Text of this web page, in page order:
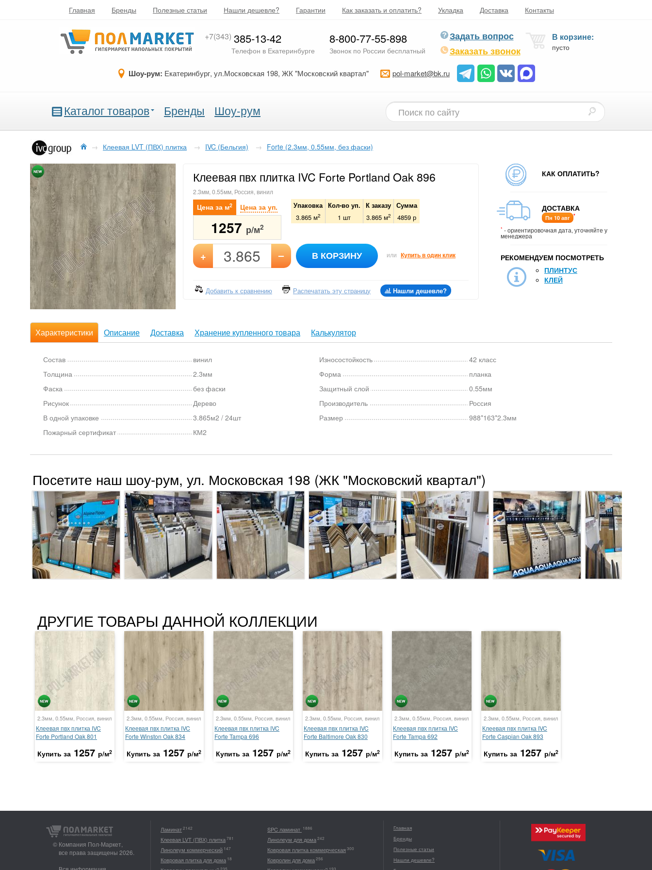
Главная Бренды Полезные статьи Нашли дешевле? Гарантии Как заказать и оплатить? Укладка Доставка Контакты
+7(343) 385-13-42
Телефон в Екатеринбурге
8-800-77-55-898
Звонок по России бесплатный
Задать вопрос
Заказать звонок
В корзине:
пусто
Шоу-рум: Екатеринбург, ул.Московская 198, ЖК "Московский квартал" pol-market@bk.ru
Каталог товаров Бренды Шоу-рум
→ Клеевая LVT (ПВХ) плитка → IVC (Бельгия) → Forte (2.3мм, 0.55мм, без фаски)
Клеевая пвх плитка IVC Forte Portland Oak 896
2.3мм, 0.55мм, Россия, винил
Цена за м2 Цена за уп.
1257 р/м2
Упаковка Кол-во уп. К заказу Сумма
3.865 м2 1 шт 3.865 м2 4859 р
+ – В КОРЗИНУ или Купить в один клик
Добавить к сравнению Распечатать эту страницу Нашли дешевле?
КАК ОПЛАТИТЬ?
ДОСТАВКА
Пн 10 авг *
* - ориентировочная дата, уточняйте у
менеджера
РЕКОМЕНДУЕМ ПОСМОТРЕТЬ
ПЛИНТУС
КЛЕЙ
Характеристики Описание Доставка Хранение купленного товара Калькулятор
Состав
винил
Толщина
2.3мм
Фаска
без фаски
Рисунок
Дерево
В одной упаковке
3.865м2 / 24шт
Пожарный сертификат
КМ2
Износостойкость
42 класс
Форма
планка
Защитный слой
0.55мм
Производитель
Россия
Размер
988*163*2.3мм
Посетите наш шоу-рум, ул. Московская 198 (ЖК "Московский квартал")
ДРУГИЕ ТОВАРЫ ДАННОЙ КОЛЛЕКЦИИ
2.3мм, 0.55мм, Россия, винил
Клеевая пвх плитка IVC
Forte Portland Oak 801
Купить за 1257 р/м2
2.3мм, 0.55мм, Россия, винил
Клеевая пвх плитка IVC
Forte Winston Oak 834
Купить за 1257 р/м2
2.3мм, 0.55мм, Россия, винил
Клеевая пвх плитка IVC
Forte Tampa 696
Купить за 1257 р/м2
2.3мм, 0.55мм, Россия, винил
Клеевая пвх плитка IVC
Forte Baltimore Oak 830
Купить за 1257 р/м2
2.3мм, 0.55мм, Россия, винил
Клеевая пвх плитка IVC
Forte Tampa 692
Купить за 1257 р/м2
2.3мм, 0.55мм, Россия, винил
Клеевая пвх плитка IVC
Forte Caspian Oak 893
Купить за 1257 р/м2
© Компания Пол-Маркет,
все права защищены 2026.
Ламинат2142 SPC ламинат 1886
Клеевая LVT (ПВХ) плитка781 Линолеум для дома242
Линолеум коммерческий 147 Ковровая плитка коммерческая 300
Ковровая плитка для дома 18 Ковролин для дома256
235 193
Главная
Бренды
Полезные статьи
Нашли дешевле?